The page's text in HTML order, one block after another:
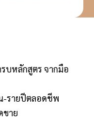
บหลักสูตร จากมือ
-รายปีตลอดชีพ
ขาย